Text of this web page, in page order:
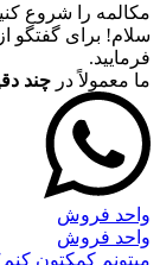
مکالمه را شروع
سلام! برای گفتگو
فرمایید.
ما معمولاً در چند
واحد فروش
واحد فروش
میتونم کمکتون